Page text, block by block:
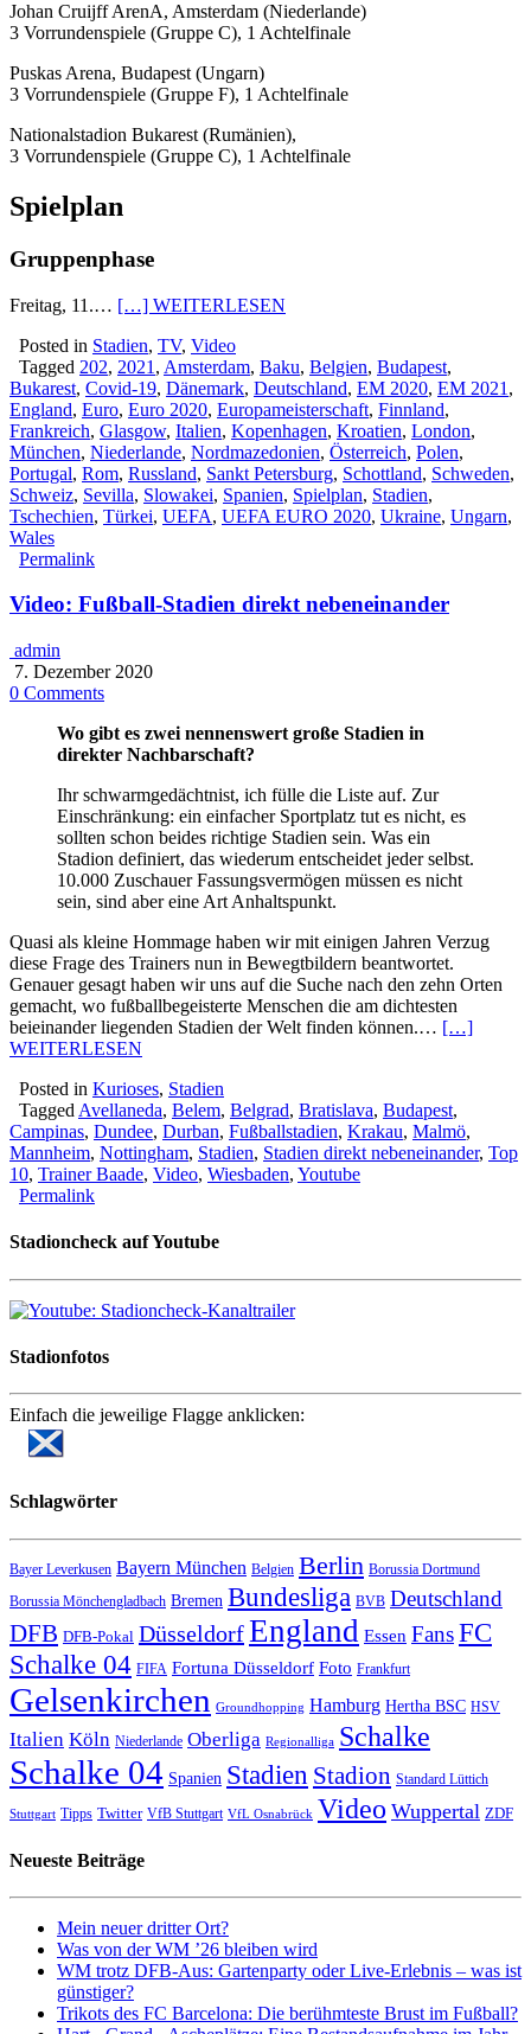
Johan Cruijff ArenA, Amsterdam (Niederlande)
3 Vorrundenspiele (Gruppe C), 1 Achtelfinale
Puskas Arena, Budapest (Ungarn)
3 Vorrundenspiele (Gruppe F), 1 Achtelfinale
Nationalstadion Bukarest (Rumänien),
3 Vorrundenspiele (Gruppe C), 1 Achtelfinale
Spielplan
Gruppenphase
Freitag, 11.… […] WEITERLESEN
Posted in Stadien, TV, Video
Tagged 202, 2021 , Amsterdam, Baku, Belgien, Budapest,
Bukarest, Covid-19, Dänemark, Deutschland, EM 2020, EM 2021 ,
England, Euro, Euro 2020, Europameisterschaft, Finnland,
Frankreich, Glasgow, Italien, Kopenhagen, Kroatien, London,
München, Niederlande, Nordmazedonien, Österreich, Polen,
Portugal, Rom, Russland, Sankt Petersburg, Schottland, Schweden,
Schweiz, Sevilla, Slowakei, Spanien, Spielplan, Stadien,
Tschechien, Türkei, UEFA, UEFA EURO 2020, Ukraine, Ungarn,
Wales
Permalink
Video: Fußball-Stadien direkt nebeneinander
admin
7. Dezember 2020
0 Comments
Wo gibt es zwei nennenswert große Stadien in
direkter Nachbarschaft?
Ihr schwarmgedächtnist, ich fülle die Liste auf. Zur
Einschränkung: ein einfacher Sportplatz tut es nicht, es
sollten schon beides richtige Stadien sein. Was ein
Stadion definiert, das wiederum entscheidet jeder selbst.
10.000 Zuschauer Fassungsvermögen müssen es nicht
sein, sind aber eine Art Anhaltspunkt.
Quasi als kleine Hommage haben wir mit einigen Jahren Verzug
diese Frage des Trainers nun in Bewegtbildern beantwortet.
Genauer gesagt haben wir uns auf die Suche nach den zehn Orten
gemacht, wo fußballbegeisterte Menschen die am dichtesten
beieinander liegenden Stadien der Welt finden können.… […]
WEITERLESEN
Posted in Kurioses, Stadien
Tagged Avellaneda, Belem, Belgrad, Bratislava, Budapest,
Campinas, Dundee, Durban, Fußballstadien, Krakau, Malmö,
Mannheim, Nottingham, Stadien, Stadien direkt nebeneinander, Top
10, Trainer Baade, Video, Wiesbaden, Youtube
Permalink
Stadioncheck auf Youtube
Stadionfotos
Einfach die jeweilige Flagge anklicken:
Schlagwörter
Bayer Leverkusen Bayern München Belgien Berlin Borussia Dortmund
Borussia Mönchengladbach Bremen Bundesliga BVB Deutschland
DFB DFB-Pokal DüsseldorfEngland Essen FansFC
Schalke 04 FIFA Fortuna Düsseldorf Foto Frankfurt
Gelsenkirchen Groundhopping Hamburg Hertha BSC HSV
Italien Köln Niederlande Oberliga Regionalliga Schalke
Schalke 04 Spanien Stadien Stadion Standard Lüttich
Stuttgart Tipps Twitter VfB Stuttgart VfL Osnabrück Video Wuppertal ZDF
Neueste Beiträge
Mein neuer dritter Ort?
Was von der WM ’26 bleiben wird
WM trotz DFB-Aus: Gartenparty oder Live-Erlebnis – was ist
günstiger?
Trikots des FC Barcelona: Die berühmteste Brust im Fußball?